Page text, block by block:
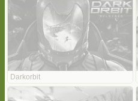
Darkorbit